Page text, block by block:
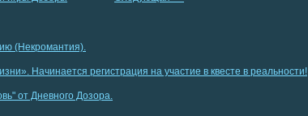
(Некромантия).
Начинается регистрация на участие в квесте в реальности!
от Дневного Дозора.